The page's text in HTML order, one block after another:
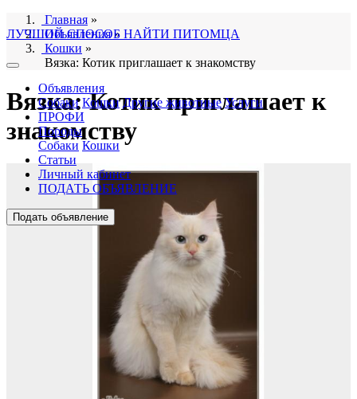
ЛУЧШИЙ СПОСОБ НАЙТИ ПИТОМЦА
Объявления
Собаки Кошки Другие животные Услуги
ПРОФИ
Породы
Собаки Кошки
Статьи
Личный кабинет
ПОДАТЬ ОБЪЯВЛЕНИЕ
Подать объявление
Главная »
Объявления»
Кошки »
Вязка: Котик приглашает к знакомству
Вязка: Котик приглашает к
знакомству